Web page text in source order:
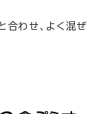
合わせ、よく混ぜ